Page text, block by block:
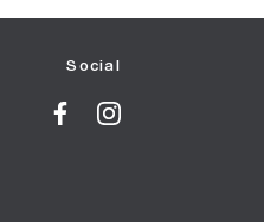
Social